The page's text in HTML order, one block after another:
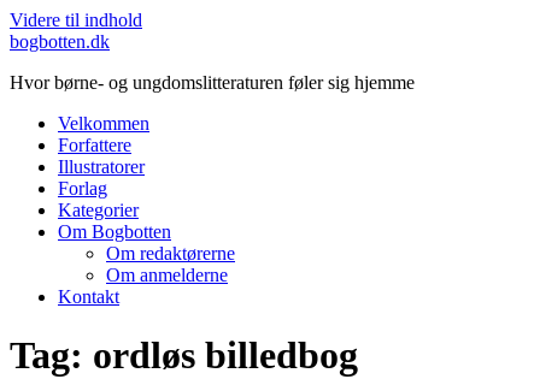
Videre til indhold
bogbotten.dk
Hvor børne- og ungdomslitteraturen føler sig hjemme
Velkommen
Forfattere
Illustratorer
Forlag
Kategorier
Om Bogbotten
Om redaktørerne
Om anmelderne
Kontakt
Tag: ordløs billedbog